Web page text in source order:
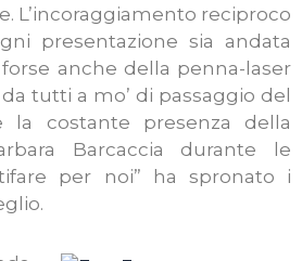
L’incoraggiamento reciproco
presentazione sia andata
anche della penna-laser
tutti a mo’ di passaggio del
la costante presenza della
Barcaccia durante le
per noi” ha spronato i